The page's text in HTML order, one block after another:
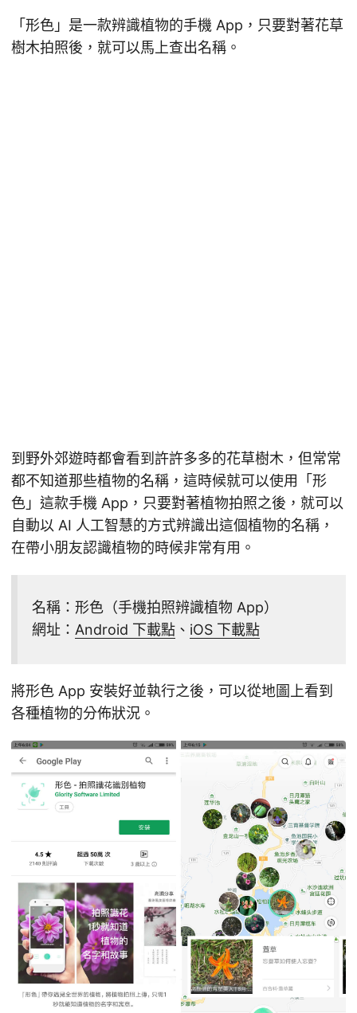
「形色」是一款辨識植物的手機 App，只要對著花草
樹木拍照後，就可以馬上查出名稱。
到野外郊遊時都會看到許許多多的花草樹木，但常常
都不知道那些植物的名稱，這時候就可以使用「形
色」這款手機 App，只要對著植物拍照之後，就可以
自動以 AI 人工智慧的方式辨識出這個植物的名稱，
在帶小朋友認識植物的時候非常有用。
名稱：形色（手機拍照辨識植物 App）
網址： Android 下載點 、 iOS 下載點
將形色 App 安裝好並執行之後，可以從地圖上看到
各種植物的分佈狀況。